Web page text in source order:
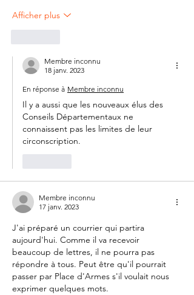
Afficher plus
Membre inconnu
18 janv. 2023
En réponse à Membre inconnu
Il y a aussi que les nouveaux élus des
Conseils Départementaux ne
connaissent pas les limites de leur
circonscription.
Membre inconnu
17 janv. 2023
J'ai préparé un courrier qui partira
aujourd'hui. Comme il va recevoir
beaucoup de lettres, il ne pourra pas
répondre à tous. Peut être qu'il pourrait
passer par Place d'Armes s'il voulait nous
exprimer quelques mots.